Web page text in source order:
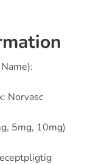
Norvasc
5mg, 10mg)